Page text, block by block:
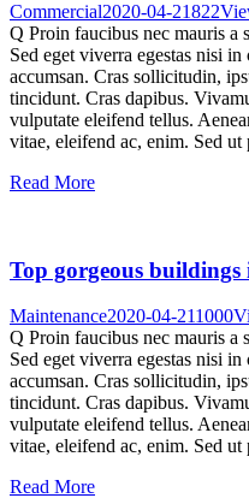
Commercial2020-04-21822
Q Proin faucibus nec mauris a
Sed eget viverra egestas nisi in
accumsan. Cras sollicitudin,
tincidunt. Cras dapibus.
vulputate eleifend tellus.
vitae, eleifend ac, enim. Sed
Read More
Top gorgeous
Maintenance2020-04-211000
Q Proin faucibus nec mauris a
Sed eget viverra egestas nisi in
accumsan. Cras sollicitudin,
tincidunt. Cras dapibus.
vulputate eleifend tellus.
vitae, eleifend ac, enim. Sed
Read More